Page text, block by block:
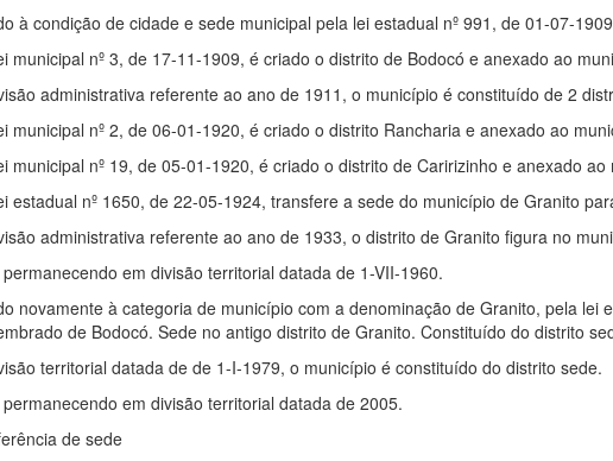
à condição de cidade e sede municipal pela lei estadual nº 991, de 01-07-
municipal nº 3, de 17-11-1909, é criado o distrito de Bodocó e anexado ao
administrativa referente ao ano de 1911, o município é constituído de 2
municipal nº 2, de 06-01-1920, é criado o distrito Rancharia e anexado ao
municipal nº 19, de 05-01-1920, é criado o distrito de Caririzinho e anexado
estadual nº 1650, de 22-05-1924, transfere a sede do município de Granito
administrativa referente ao ano de 1933, o distrito de Granito figura no
permanecendo em divisão territorial datada de 1-VII-1960.
novamente à categoria de município com a denominação de Granito, pela lei
de Bodocó. Sede no antigo distrito de Granito. Constituído do distrito
territorial datada de de 1-I-1979, o município é constituído do distrito sede.
permanecendo em divisão territorial datada de 2005.
de sede